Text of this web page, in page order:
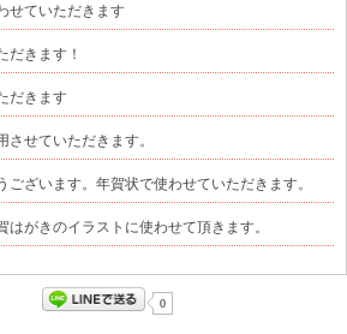
せていただきます
だきます！
だきます
せていただきます。
ざいます。年賀状で使わせていただきます。
がきのイラストに使わせて頂きます。
0